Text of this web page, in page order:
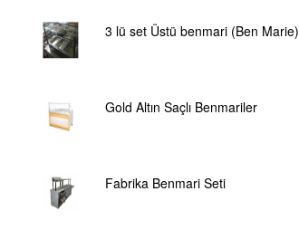
3 lü set Üstü benmari (Ben Marie)
Gold Altın Saçlı Benmariler
Fabrika Benmari Seti